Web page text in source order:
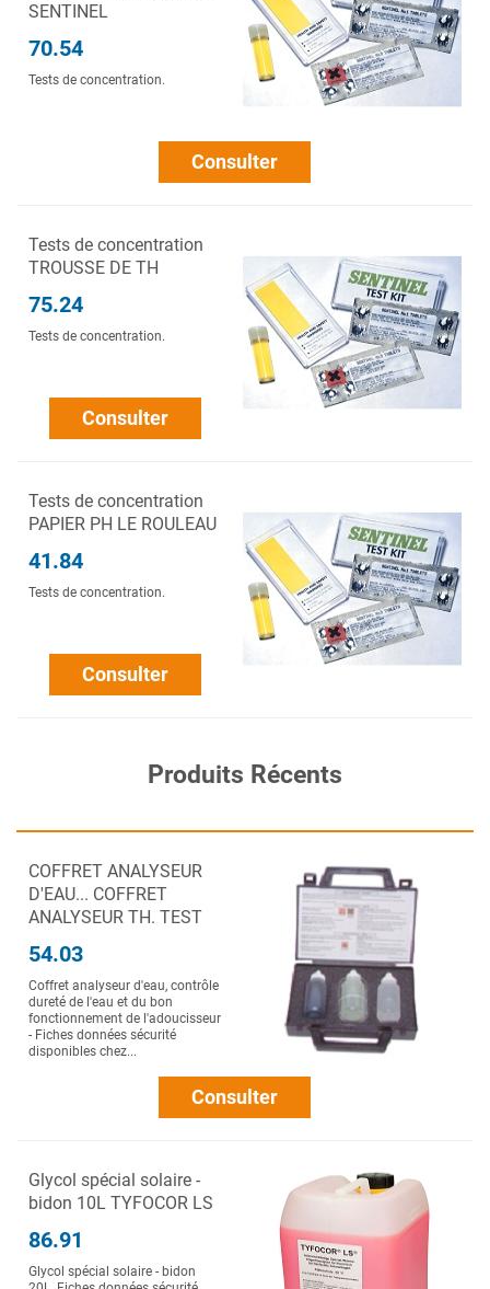
SENTINEL
70.54
Tests de concentration.
Consulter
Tests de concentration
TROUSSE DE TH
75.24
Tests de concentration.
Consulter
Tests de concentration
PAPIER PH LE ROULEAU
41.84
Tests de concentration.
Consulter
Produits Récents
COFFRET ANALYSEUR
D'EAU... COFFRET
ANALYSEUR TH. TEST
54.03
Coffret analyseur d'eau, contrôle
dureté de l'eau et du bon
fonctionnement de l'adoucisseur
- Fiches données sécurité
disponibles chez...
Consulter
Glycol spécial solaire -
bidon 10L TYFOCOR LS
86.91
Glycol spécial solaire - bidon